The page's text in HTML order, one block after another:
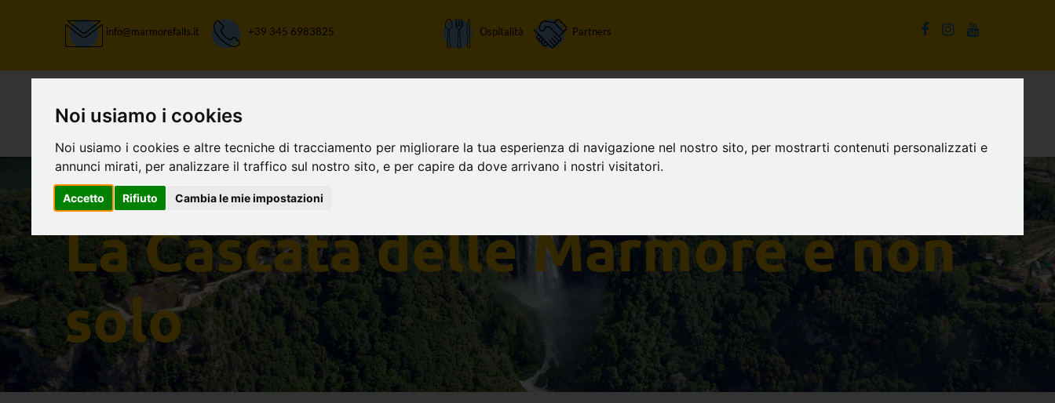
Noi usiamo i cookies
Noi usiamo i cookies e altre tecniche di tracciamento per migliorare la tua esperienza di navigazione nel nostro sito, per mostrarti contenuti personalizzati e
annunci mirati, per analizzare il traffico sul nostro sito, e per capire da dove arrivano i nostri visitatori.
Accetto Rifiuto Cambia le mie impostazioni
info@marmorefalls.it +39 345 6983825 Ospitalità Partners
LASCIATI STUPIRE:
La Cascata delle Marmore e non
solo